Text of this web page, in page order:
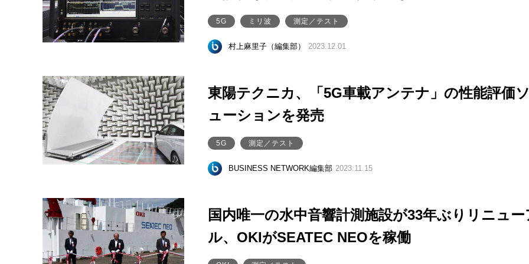
5G ミリ波 測定／テスト
村上麻里子（編集部） 2023.12.01
東陽テクニカ、「5G車載アンテナ」の性能評価
ューションを発売
5G 測定／テスト
BUSINESS NETWORK編集部 2023.11.15
国内唯一の水中音響計測施設が33年ぶりリニュー
ル、OKIがSEATEC NEOを稼働